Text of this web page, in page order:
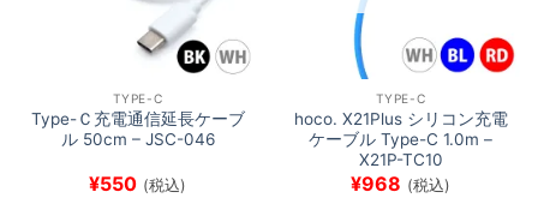
TYPE-C
Type-Ｃ充電通信延長ケーブ
ル 50cm – JSC-046
¥550 (税込)
TYPE-C
hoco. X21Plus シリコン充電
ケーブル Type-C 1.0m –
X21P-TC10
¥968 (税込)